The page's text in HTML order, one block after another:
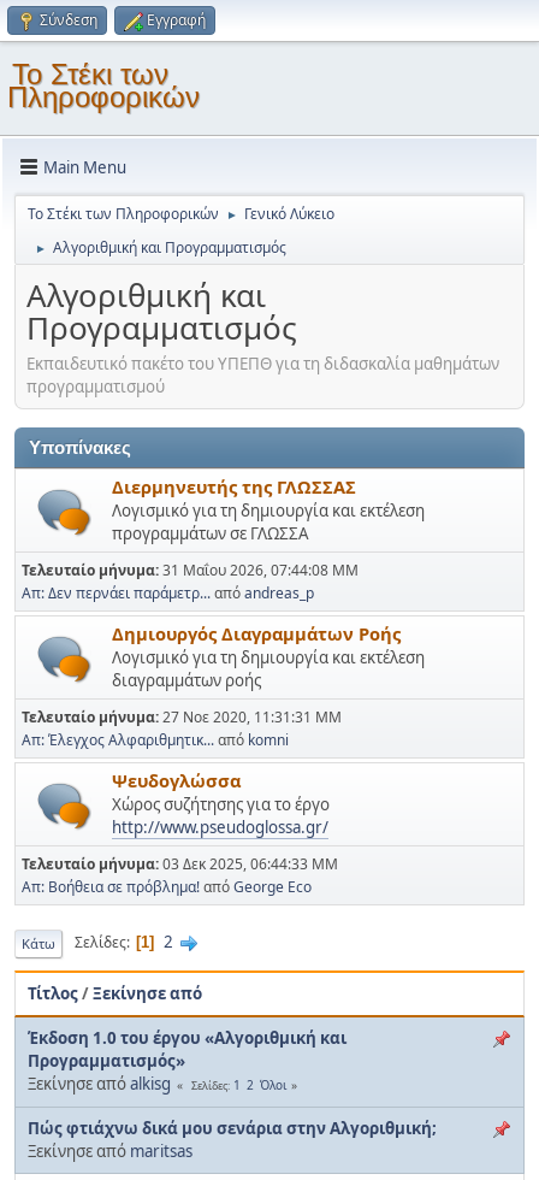
Σύνδεση Εγγραφή
Το Στέκι των
Πληροφορικών
Main Menu
Το Στέκι των Πληροφορικών ► Γενικό Λύκειο
► Αλγοριθμική και Προγραμματισμός
Αλγοριθμική και
Προγραμματισμός
Εκπαιδευτικό πακέτο του ΥΠΕΠΘ για τη διδασκαλία μαθημάτων
προγραμματισμού
Υποπίνακες
Διερμηνευτής της ΓΛΩΣΣΑΣ
Λογισμικό για τη δημιουργία και εκτέλεση
προγραμμάτων σε ΓΛΩΣΣΑ
Τελευταίο μήνυμα:31 Μαΐου 2026, 07:44:08 ΜΜ
Απ: Δεν περνάει παράμετρ...απόandreas_p
Δημιουργός Διαγραμμάτων Ροής
Λογισμικό για τη δημιουργία και εκτέλεση
διαγραμμάτων ροής
Τελευταίο μήνυμα:27 Νοε 2020, 11:31:31 ΜΜ
Απ: Έλεγχος Αλφαριθμητικ...από komni
Ψευδογλώσσα
Χώρος συζήτησης για το έργο
http://www.pseudoglossa.gr/
Τελευταίο μήνυμα:03 Δεκ 2025, 06:44:33 ΜΜ
Απ: Βοήθεια σε πρόβλημα!απόGeorge Eco
Κάτω Σελίδες 1 2
Τίτλος/Ξεκίνησε από
Έκδοση 1.0 του έργου «Αλγοριθμική και
Προγραμματισμός»
Ξεκίνησε απόalkisg Σελίδες 1 2 Όλοι
Πώς φτιάχνω δικά μου σενάρια στην Αλγοριθμική;
Ξεκίνησε από maritsas